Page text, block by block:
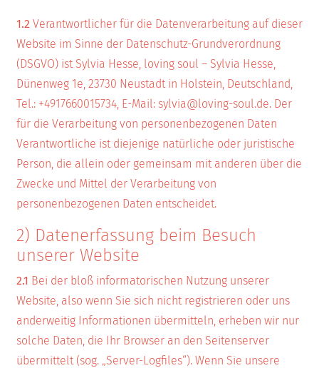
1.2 Verantwortlicher für die Datenverarbeitung auf dieser
Website im Sinne der Datenschutz-Grundverordnung
(DSGVO) ist Sylvia Hesse, loving soul – Sylvia Hesse,
Dünenweg 1e, 23730 Neustadt in Holstein, Deutschland,
Tel.: +4917660015734, E-Mail: sylvia@loving-soul.de. Der
für die Verarbeitung von personenbezogenen Daten
Verantwortliche ist diejenige natürliche oder juristische
Person, die allein oder gemeinsam mit anderen über die
Zwecke und Mittel der Verarbeitung von
personenbezogenen Daten entscheidet.
2) Datenerfassung beim Besuch
unserer Website
2.1 Bei der bloß informatorischen Nutzung unserer
Website, also wenn Sie sich nicht registrieren oder uns
anderweitig Informationen übermitteln, erheben wir nur
solche Daten, die Ihr Browser an den Seitenserver
übermittelt (sog. „Server-Logfiles“). Wenn Sie unsere